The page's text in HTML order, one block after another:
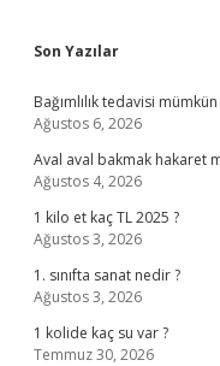
Sidebar
Son Yazılar
Bağımlılık tedavisi
Ağustos 6, 2026
Aval aval bakmak hakaret
Ağustos 4, 2026
1 kilo et kaç TL 2025 ?
Ağustos 3, 2026
1. sınıfta sanat nedir ?
Ağustos 3, 2026
1 kolide kaç su var ?
Temmuz 30, 2026